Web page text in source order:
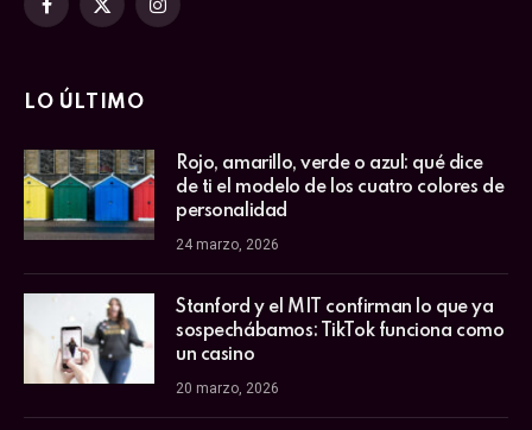
Facebook
X
Instagram
LO ÚLTIMO
Rojo, amarillo, verde o azul: qué dice
de ti el modelo de los cuatro colores de
personalidad
24 marzo, 2026
Stanford y el MIT confirman lo que ya
sospechábamos: TikTok funciona como
un casino
20 marzo, 2026